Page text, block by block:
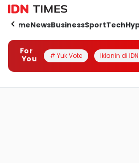
HomeNewsBusinessSportTech
For
You
# Yuk Vote Iklanin di IDN